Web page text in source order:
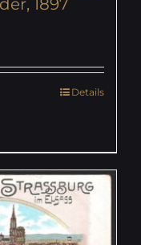
1897
Details